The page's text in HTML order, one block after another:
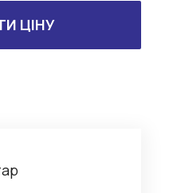
ЦІНУ